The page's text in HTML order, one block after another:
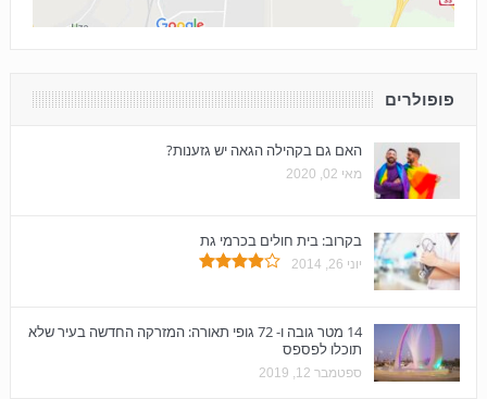
פופולרים
האם גם בקהילה הגאה יש גזענות?
מאי 02, 2020
בקרוב: בית חולים בכרמי גת
יוני 26, 2014
14 מטר גובה ו- 72 גופי תאורה: המזרקה החדשה בעיר שלא
תוכלו לפספס
ספטמבר 12, 2019